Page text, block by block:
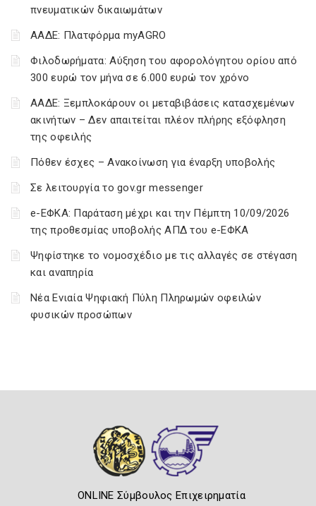
πνευματικών δικαιωμάτων
ΑΑΔΕ: Πλατφόρμα myAGRO
Φιλοδωρήματα: Αύξηση του αφορολόγητου ορίου από
300 ευρώ τον μήνα σε 6.000 ευρώ τον χρόνο
ΑΑΔΕ: Ξεμπλοκάρουν οι μεταβιβάσεις κατασχεμένων
ακινήτων – Δεν απαιτείται πλέον πλήρης εξόφληση
της οφειλής
Πόθεν έσχες – Ανακοίνωση για έναρξη υποβολής
Σε λειτουργία το gov.gr messenger
e-ΕΦΚΑ: Παράταση μέχρι και την Πέμπτη 10/09/2026
της προθεσμίας υποβολής ΑΠΔ του e-ΕΦΚΑ
Ψηφίστηκε το νομοσχέδιο με τις αλλαγές σε στέγαση
και αναπηρία
Νέα Ενιαία Ψηφιακή Πύλη Πληρωμών οφειλών
φυσικών προσώπων
ONLINE Σύμβουλος Επιχειρηματία